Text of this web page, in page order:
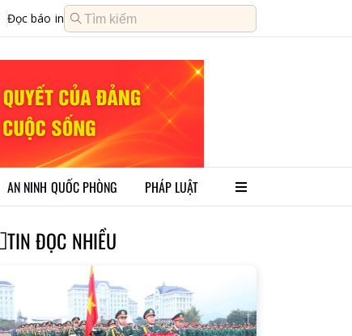
Đọc báo in
AN NINH QUỐC PHÒNG PHÁP LUẬT
TIN ĐỌC NHIỀU